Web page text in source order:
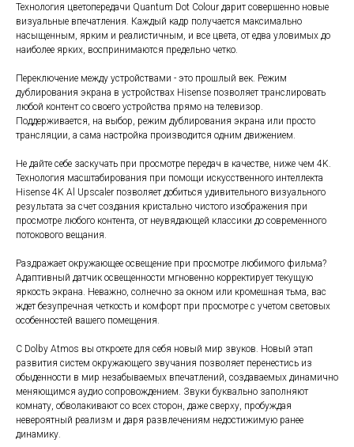
Технология цветопередачи Quantum Dot Colour дарит совершенно новые
визуальные впечатления. Каждый кадр получается максимально
насыщенным, ярким и реалистичным, и все цвета, от едва уловимых до
наиболее ярких, воспринимаются предельно четко.
Переключение между устройствами - это прошлый век. Режим
дублирования экрана в устройствах Hisense позволяет транслировать
любой контент со своего устройства прямо на телевизор.
Поддерживается, на выбор, режим дублирования экрана или просто
трансляции, а сама настройка производится одним движением.
Не дайте себе заскучать при просмотре передач в качестве, ниже чем 4K.
Технология масштабирования при помощи искусственного интеллекта
Hisense 4K Al Upscaler позволяет добиться удивительного визуального
результата за счет создания кристально чистого изображения при
просмотре любого контента, от неувядающей классики до современного
потокового вещания.
Раздражает окружающее освещение при просмотре любимого фильма?
Адаптивный датчик освещенности мгновенно корректирует текущую
яркость экрана. Неважно, солнечно за окном или кромешная тьма, вас
ждет безупречная четкость и комфорт при просмотре с учетом световых
особенностей вашего помещения.
С Dolby Atmos вы откроете для себя новый мир звуков. Новый этап
развития систем окружающего звучания позволяет перенестись из
обыденности в мир незабываемых впечатлений, создаваемых динамично
меняющимся аудио сопровождением. Звуки буквально заполняют
комнату, обволакивают со всех сторон, даже сверху, пробуждая
невероятный реализм и даря развлечениям недостижимую ранее
динамику.